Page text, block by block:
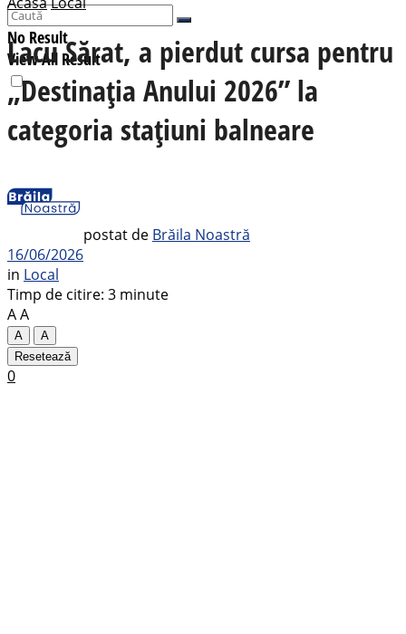
No Result
View All Result
Lacu Sărat, a pierdut cursa pentru
„Destinația Anului 2026” la
categoria stațiuni balneare
postat de Brăila Noastră
16/06/2026
in Local
Timp de citire: 3 minute
AA
A
A
Resetează
0